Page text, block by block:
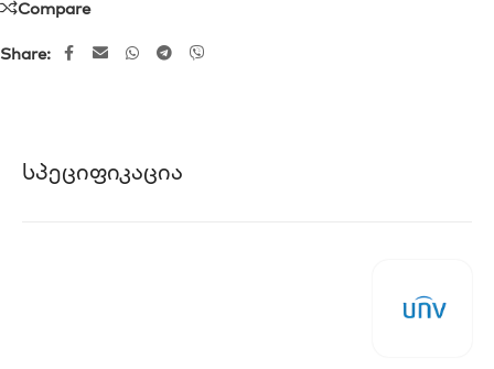
Compare
Share:
Სპეციფიკაცია